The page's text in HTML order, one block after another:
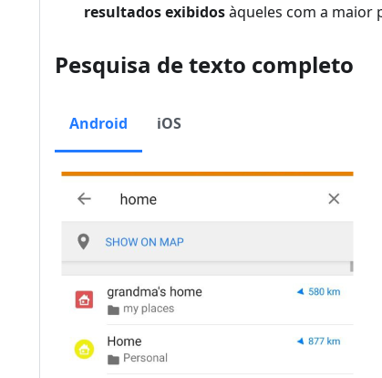
resultados exibidosàqueles com a maior
Pesquisa de texto completo
Android iOS